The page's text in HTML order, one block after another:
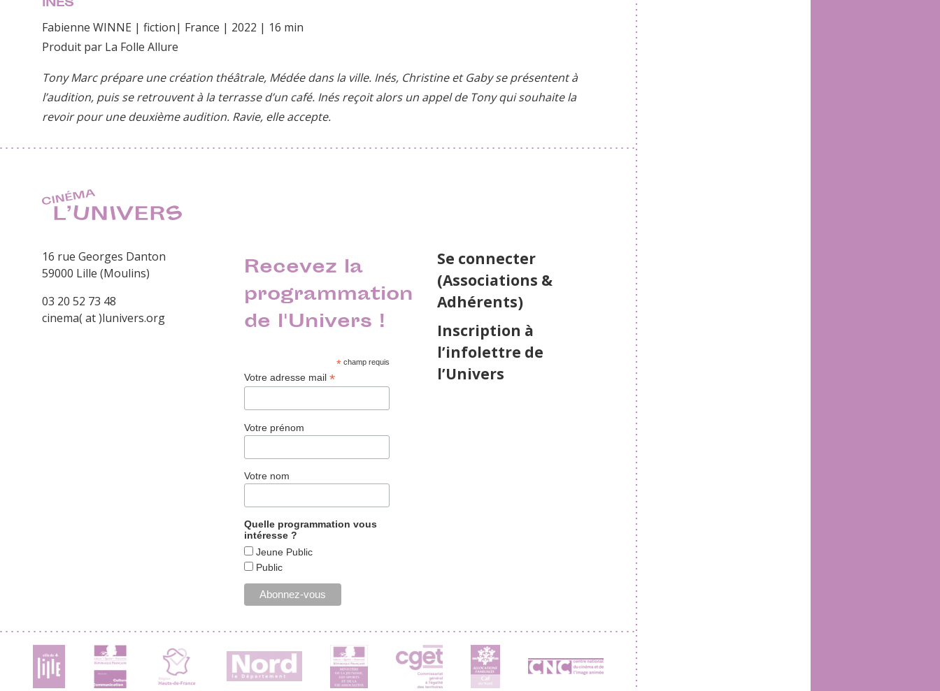
Fabienne WINNE | fiction| France | 2022 | 16 min
Produit par La Folle Allure
Tony Marc prépare une création théâtrale, Médée dans la ville. Inés, Christine et Gaby se présentent à
l’audition, puis se retrouvent à la terrasse d’un café. Inés reçoit alors un appel de Tony qui souhaite la
revoir pour une deuxième audition. Ravie, elle accepte.
16 rue Georges Danton
59000 Lille (Moulins)
03 20 52 73 48
cinema( at )lunivers.org
Recevez la
programmation
de l'Univers !
*champ requis
Votre adresse mail*
Votre prénom
Votre nom
Quelle programmation vous
intéresse ?
Jeune Public
Public
Se connecter
(Associations &
Adhérents)
Inscription à
l’infolettre de
l’Univers